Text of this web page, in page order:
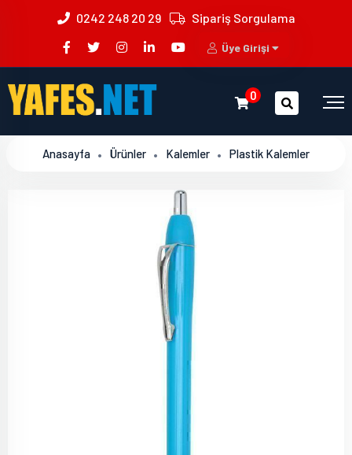
0242 248 20 29 Sipariş Sorgulama
Üye Girişi
0
Anasayfa Ürünler Kalemler Plastik Kalemler